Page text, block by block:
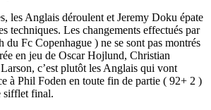
les Anglais déroulent et Jeremy Doku épate
techniques. Les changements effectués par
du Fc Copenhague ) ne se sont pas montrés
en jeu de Oscar Hojlund, Christian
c’est plutôt les Anglais qui vont
à Phil Foden en toute fin de partie ( 92+ 2 )
sifflet final.